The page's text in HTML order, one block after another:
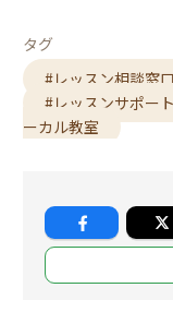
タグ
#レッスン相談窓口
#レッスンサポート
ーカル教室